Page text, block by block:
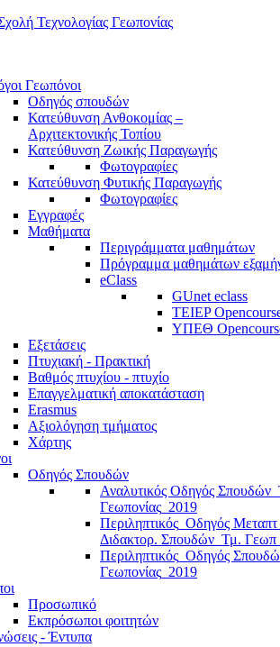
Γεωπόνοι
Οδηγός σπουδών
Κατεύθυνση Ανθοκομίας –
Αρχιτεκτονικής Τοπίου
Κατεύθυνση Ζωικής Παραγωγής
Φωτογραφίες
Κατεύθυνση Φυτικής Παραγωγής
Φωτογραφίες
Εγγραφές
Μαθήματα
Περιγράμματα μαθημάτων
Πρόγραμμα μαθημάτων
eClass
GUnet eclass
TEIEP
ΥΠΕΘ
Εξετάσεις
Πτυχιακή - Πρακτική
Βαθμός πτυχίου - πτυχίο
Επαγγελματική αποκατάσταση
Erasmus
Αξιολόγηση τμήματος
Χάρτης
Οδηγός Σπουδών
Αναλυτικός Οδηγός
Γεωπονίας_2019
Περιληπτικός_Οδηγός
Διδακτορ. Σπουδών_Τμ.
Περιληπτικός_Οδηγός
Γεωπονίας_2019
Προσωπικό
Εκπρόσωποι φοιτητών
- Έντυπα